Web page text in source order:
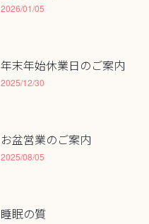
2026/01/05
年末年始休業日のご案内
2025/12/30
お盆営業のご案内
2025/08/05
睡眠の質